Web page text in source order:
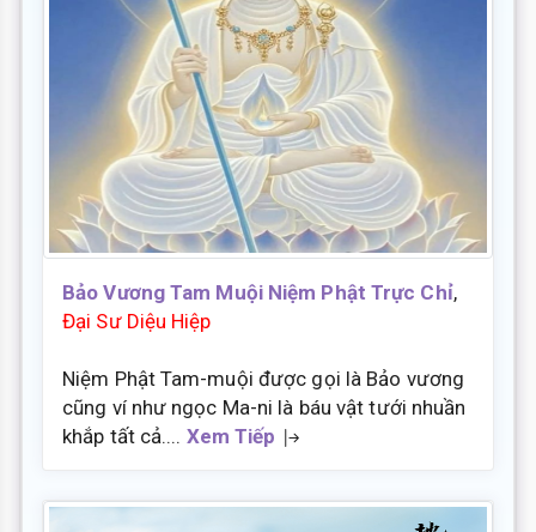
Bảo Vương Tam Muội Niệm Phật Trực Chỉ,
Đại Sư Diệu Hiệp
Niệm Phật Tam-muội được gọi là Bảo vương
cũng ví như ngọc Ma-ni là báu vật tưới nhuần
khắp tất cả.... Xem Tiếp